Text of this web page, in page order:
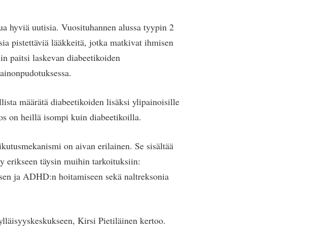
hyviä uutisia. Vuosituhannen alussa tyypin 2
pistettäviä lääkkeitä, jotka matkivat ihmisen
paitsi laskevan diabeetikoiden
määrätä diabeetikoiden lisäksi ylipainoisille
on heillä isompi kuin diabeetikoilla.
on aivan erilainen. Se sisältää
erikseen täysin muihin tarkoituksiin:
ja ADHD:n hoitamiseen sekä naltreksonia
Kirsi Pietiläinen kertoo.